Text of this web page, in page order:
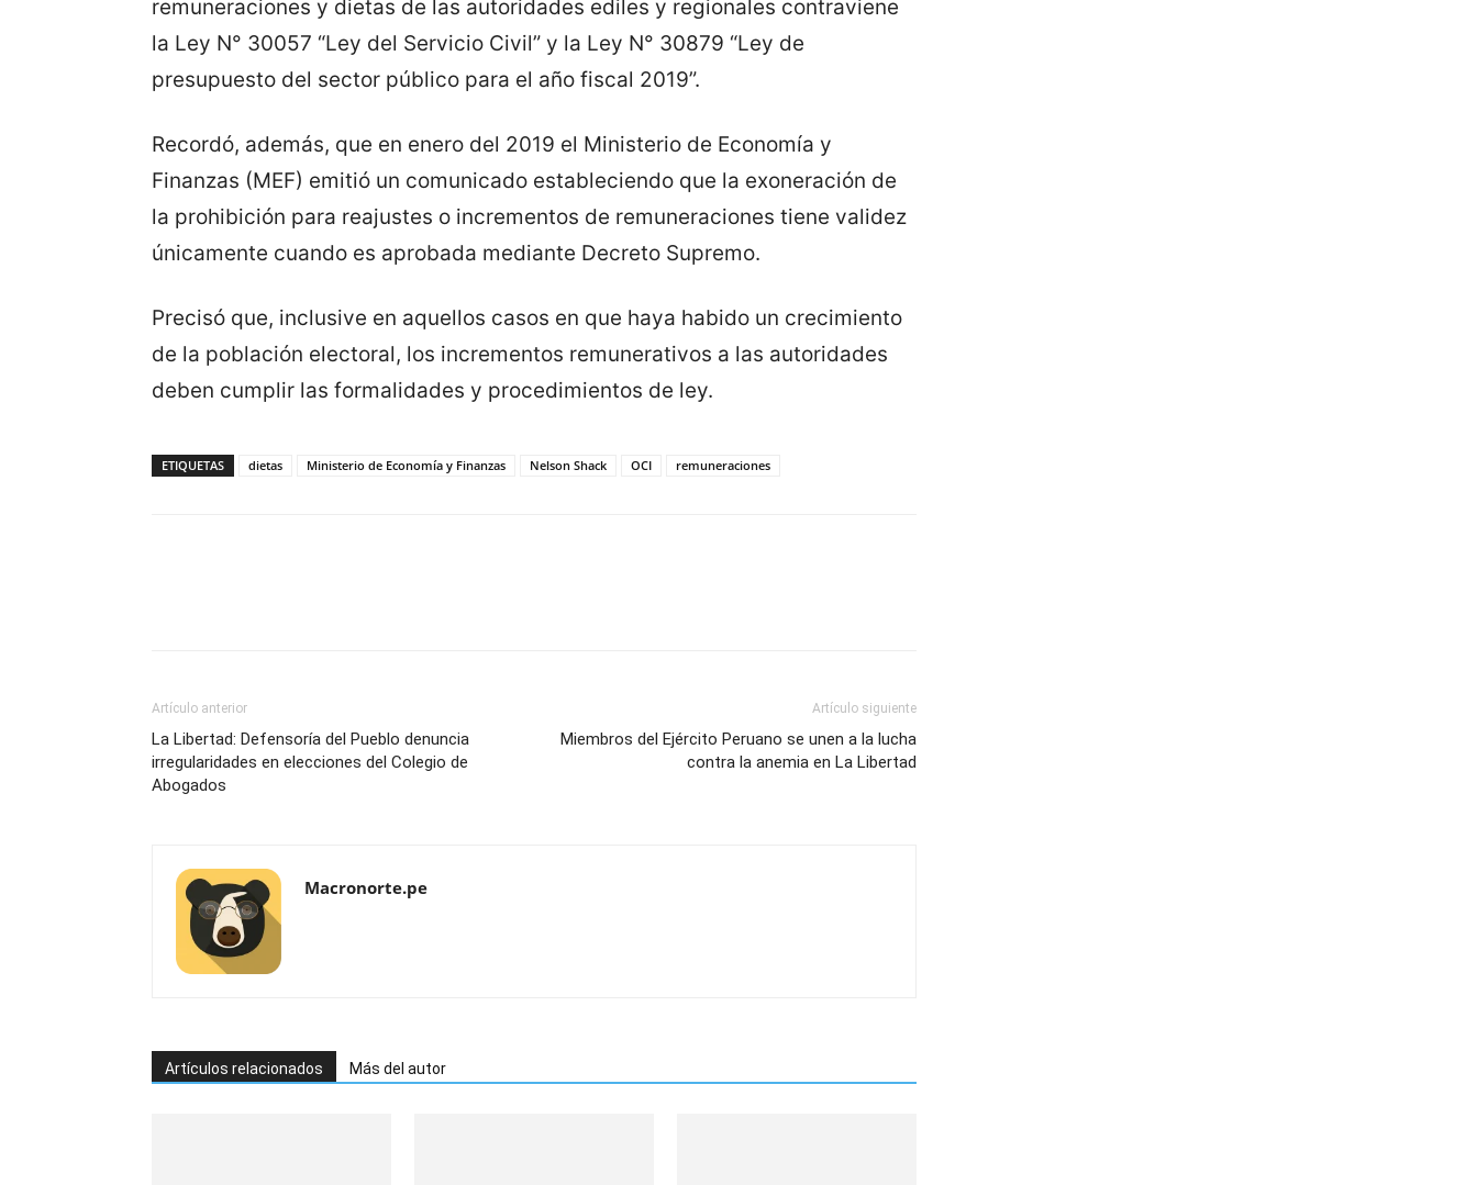
remuneraciones y dietas de las autoridades ediles y regionales contraviene
la Ley N° 30057 “Ley del Servicio Civil” y la Ley N° 30879 “Ley de
presupuesto del sector público para el año fiscal 2019”.
Recordó, además, que en enero del 2019 el Ministerio de Economía y
Finanzas (MEF) emitió un comunicado estableciendo que la exoneración de
la prohibición para reajustes o incrementos de remuneraciones tiene validez
únicamente cuando es aprobada mediante Decreto Supremo.
Precisó que, inclusive en aquellos casos en que haya habido un crecimiento
de la población electoral, los incrementos remunerativos a las autoridades
deben cumplir las formalidades y procedimientos de ley.
ETIQUETAS dietas Ministerio de Economía y Finanzas Nelson Shack OCI remuneraciones
Artículo anterior
La Libertad: Defensoría del Pueblo denuncia
irregularidades en elecciones del Colegio de
Abogados
Artículo siguiente
Miembros del Ejército Peruano se unen a la lucha
contra la anemia en La Libertad
Macronorte.pe
Artículos relacionados Más del autor